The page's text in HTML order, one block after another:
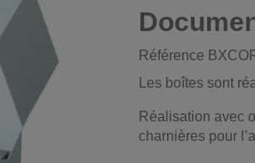
Référence
Les boîtes sont
Réalisation avec
charnières pour